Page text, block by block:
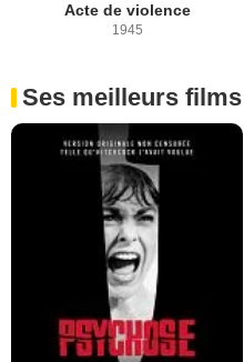
Acte de violence
1945
Ses meilleurs